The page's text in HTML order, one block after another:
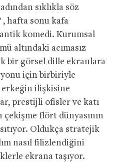
sıklıkla söz
hafta sonu kafa
komedi. Kurumsal
altındaki acımasız
bir görsel dille ekranlara
için birbiriyle
erkeğin ilişkisine
prestijli ofisler ve katı
çekişme flört dünyasının
Oldukça stratejik
nasıl filizlendiğini
ekrana taşıyor.